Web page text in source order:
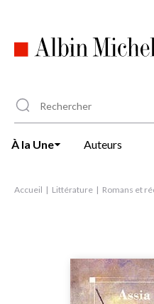
principal
À la Une Auteurs
Accueil Littérature Romans et